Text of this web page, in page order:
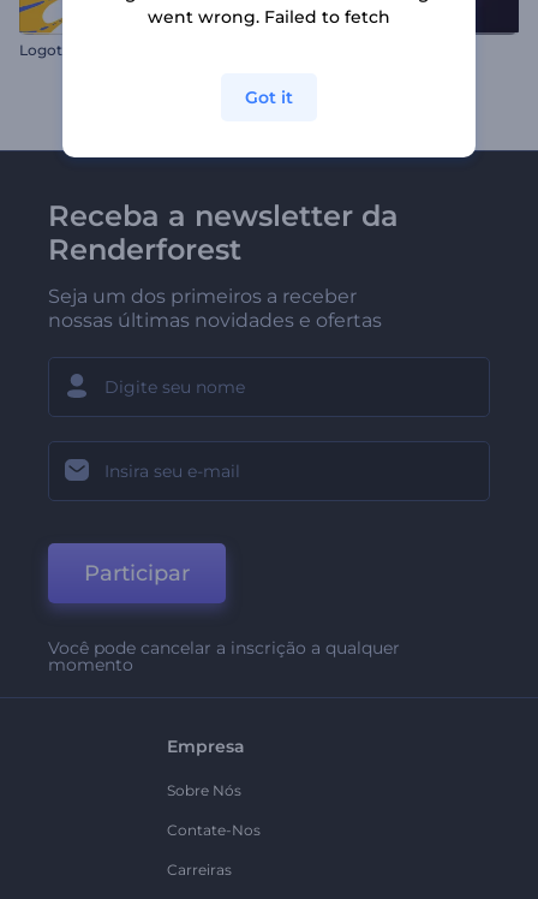
Receba a newsletter da
Renderforest
Seja um dos primeiros a receber
nossas últimas novidades e ofertas
Participar
Você pode cancelar a inscrição a qualquer
momento
Empresa
Sobre Nós
Contate-Nos
Carreiras
went wrong. Failed to fetch
Got it